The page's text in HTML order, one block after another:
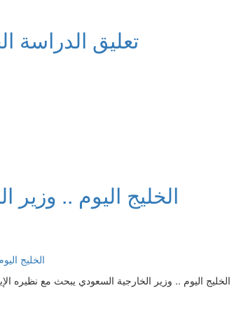
تعليق الدراسة
الخليج اليوم ..
الخليج اليوم .. وزير الخارجية السعودي يبحث مع نظيره